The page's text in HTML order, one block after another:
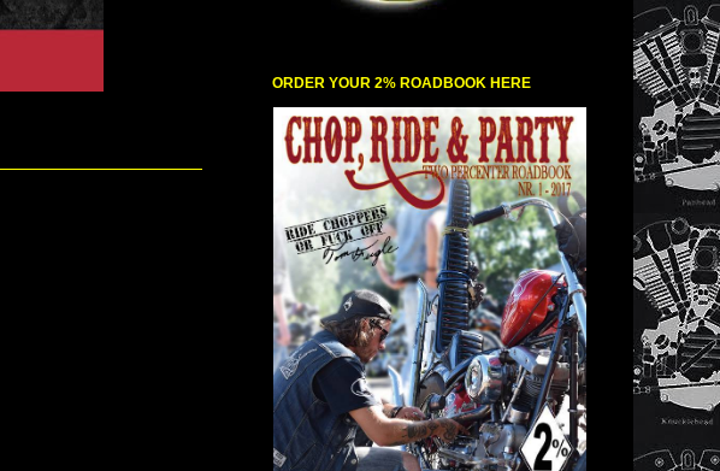
ORDER YOUR 2% ROADBOOK HERE